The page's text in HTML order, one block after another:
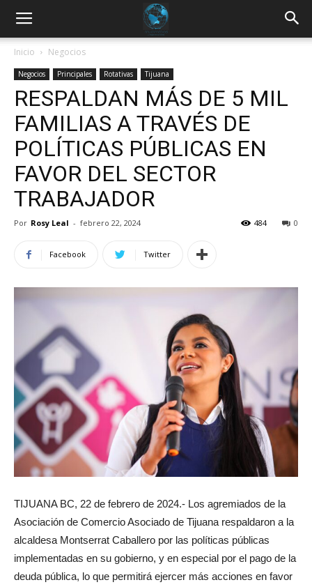
Inicio Negocios
Negocios Principales Rotativas Tijuana
RESPALDAN MÁS DE 5 MIL
FAMILIAS A TRAVÉS DE
POLÍTICAS PÚBLICAS EN
FAVOR DEL SECTOR
TRABAJADOR
Por Rosy Leal - febrero 22, 2024 0
484
Facebook Twitter
TIJUANA BC, 22 de febrero de 2024.- Los agremiados de la
Asociación de Comercio Asociado de Tijuana respaldaron a la
alcaldesa Montserrat Caballero por las políticas públicas
implementadas en su gobierno, y en especial por el pago de la
deuda pública, lo que permitirá ejercer más acciones en favor